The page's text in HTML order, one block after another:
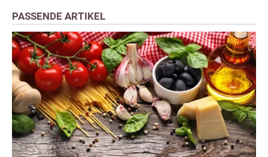
PASSENDE ARTIKEL